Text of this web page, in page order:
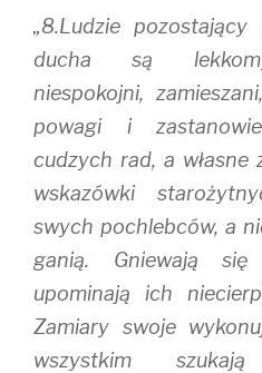
„8.Ludzie pozostający
ducha są
niespokojni,
powagi i
cudzych rad, a własne
wskazówki
swych pochlebców, a
ganią. Gniewają
upominają ich
Zamiary swoje
wszystkim